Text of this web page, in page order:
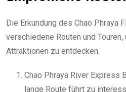
Die Erkundung des Chao Phraya
verschiedene Routen und
Attraktionen zu entdecken.
Chao Phraya River Express
lange Route führt zu